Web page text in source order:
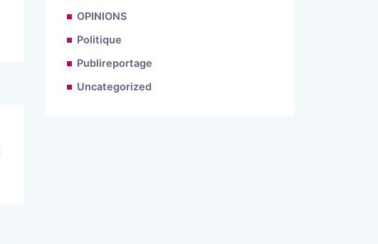
OPINIONS
Politique
Publireportage
Uncategorized